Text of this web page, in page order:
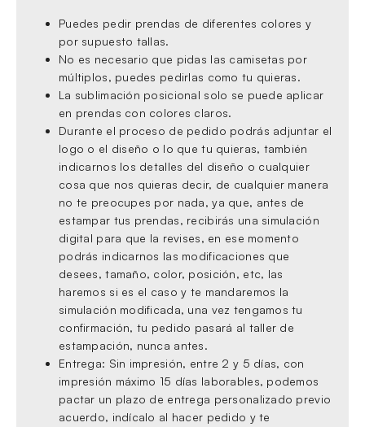
Puedes pedir prendas de diferentes colores y
por supuesto tallas.
No es necesario que pidas las camisetas por
múltiplos, puedes pedirlas como tu quieras.
La sublimación posicional solo se puede aplicar
en prendas con colores claros.
Durante el proceso de pedido podrás adjuntar el
logo o el diseño o lo que tu quieras, también
indicarnos los detalles del diseño o cualquier
cosa que nos quieras decir, de cualquier manera
no te preocupes por nada, ya que, antes de
estampar tus prendas, recibirás una simulación
digital para que la revises, en ese momento
podrás indicarnos las modificaciones que
desees, tamaño, color, posición, etc, las
haremos si es el caso y te mandaremos la
simulación modificada, una vez tengamos tu
confirmación, tu pedido pasará al taller de
estampación, nunca antes.
Entrega: Sin impresión, entre 2 y 5 días, con
impresión máximo 15 días laborables, podemos
pactar un plazo de entrega personalizado previo
acuerdo, indícalo al hacer pedido y te